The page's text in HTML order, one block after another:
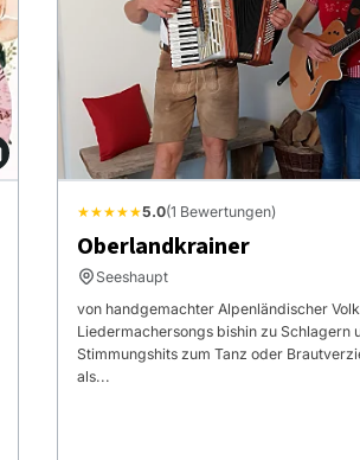
★★★★★5.0(1 Bewertungen)
Oberlandkrainer
Seeshaupt
von handgemachter Alpenländischer
Liedermachersongs bishin zu Schlagern
Stimmungshits zum Tanz oder
als...